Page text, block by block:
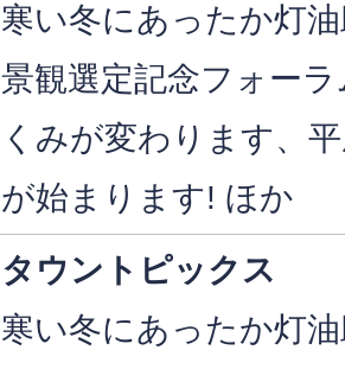
寒い冬にあったか灯
景観選定記念フォー
くみが変わります、
が始まります! ほか
タウントピックス
寒い冬にあったか灯